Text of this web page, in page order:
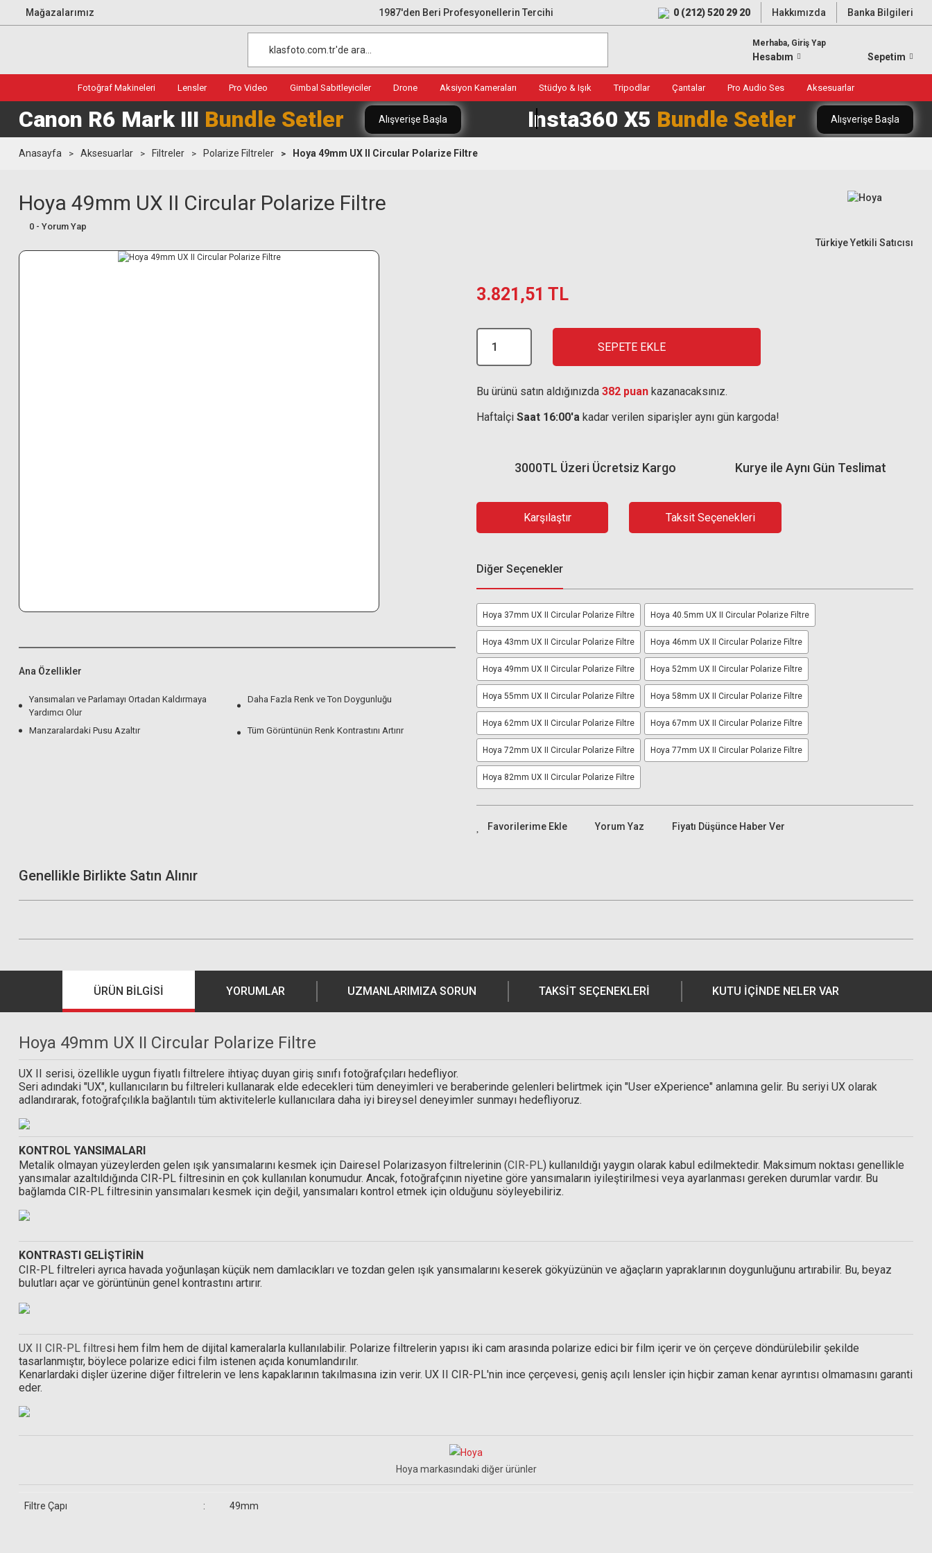
Mağazalarımız 1987'den Beri Profesyonellerin Tercihi 0 (212) 520 29 20 Hakkımızda Banka Bilgileri
Merhaba, Giriş Yap
Hesabım Sepetim
Fotoğraf Makineleri Lensler Pro Video Gimbal Sabitleyiciler Drone Aksiyon Kameraları Stüdyo & Işık Tripodlar Çantalar Pro Audio Ses Aksesuarlar
Canon R6 Mark III Bundle Setler Alışverişe Başla Insta360 X5 Bundle Setler Alışverişe Başla
Anasayfa Aksesuarlar Filtreler Polarize Filtreler Hoya 49mm UX II Circular Polarize Filtre
Hoya 49mm UX II Circular Polarize Filtre
0 - Yorum Yap
Türkiye Yetkili Satıcısı
Ana Özellikler
Yansımaları ve Parlamayı Ortadan Kaldırmaya
Yardımcı Olur
Daha Fazla Renk ve Ton Doygunluğu
Manzaralardaki Pusu Azaltır Tüm Görüntünün Renk Kontrastını Artırır
3.821,51 TL
SEPETE EKLE
Bu ürünü satın aldığınızda 382 puan kazanacaksınız.
Haftaİçi Saat 16:00'a kadar verilen siparişler aynı gün kargoda!
Kurye ile Aynı Gün Teslimat
3000TL Üzeri Ücretsiz Kargo
Karşılaştır Taksit Seçenekleri
Diğer Seçenekler
Hoya 37mm UX II Circular Polarize Filtre Hoya 40.5mm UX II Circular Polarize Filtre
Hoya 43mm UX II Circular Polarize Filtre Hoya 46mm UX II Circular Polarize Filtre
Hoya 49mm UX II Circular Polarize Filtre Hoya 52mm UX II Circular Polarize Filtre
Hoya 55mm UX II Circular Polarize Filtre Hoya 58mm UX II Circular Polarize Filtre
Hoya 62mm UX II Circular Polarize Filtre Hoya 67mm UX II Circular Polarize Filtre
Hoya 72mm UX II Circular Polarize Filtre Hoya 77mm UX II Circular Polarize Filtre
Hoya 82mm UX II Circular Polarize Filtre
Yorum Yaz Fiyatı Düşünce Haber Ver
Genellikle Birlikte Satın Alınır
S+M Rehberg Optik Sprey + 50 Yaprak Temizleme Kağıdı + Fırça Uçlu Hava Pompası
999,00 TL
SM Rehberg C5555 Yıkanabilir mikrofiber temizlik bezi
599,00 TL
ÜRÜN BILGISI YORUMLAR UZMANLARIMIZA SORUN TAKSIT SEÇENEKLERI KUTU İÇİNDE NELER VAR
Hoya 49mm UX II Circular Polarize Filtre
UX II serisi, özellikle uygun fiyatlı filtrelere ihtiyaç duyan giriş sınıfı fotoğrafçıları hedefliyor.
Seri adındaki "UX", kullanıcıların bu filtreleri kullanarak elde edecekleri tüm deneyimleri ve beraberinde gelenleri belirtmek için "User eXperience" anlamına gelir. Bu seriyi UX olarak
adlandırarak, fotoğrafçılıkla bağlantılı tüm aktivitelerle kullanıcılara daha iyi bireysel deneyimler sunmayı hedefliyoruz.
KONTROL YANSIMALARI
Metalik olmayan yüzeylerden gelen ışık yansımalarını kesmek için Dairesel Polarizasyon filtrelerinin (CIR-PL) kullanıldığı yaygın olarak kabul edilmektedir. Maksimum noktası genellikle
yansımalar azaltıldığında CIR-PL filtresinin en çok kullanılan konumudur. Ancak, fotoğrafçının niyetine göre yansımaların iyileştirilmesi veya ayarlanması gereken durumlar vardır. Bu
bağlamda CIR-PL filtresinin yansımaları kesmek için değil, yansımaları kontrol etmek için olduğunu söyleyebiliriz.
KONTRASTI GELİŞTİRİN
CIR-PL filtreleri ayrıca havada yoğunlaşan küçük nem damlacıkları ve tozdan gelen ışık yansımalarını keserek gökyüzünün ve ağaçların yapraklarının doygunluğunu artırabilir. Bu, beyaz
bulutları açar ve görüntünün genel kontrastını artırır.
UX II CIR-PL filtresi hem film hem de dijital kameralarla kullanılabilir. Polarize filtrelerin yapısı iki cam arasında polarize edici bir film içerir ve ön çerçeve döndürülebilir şekilde
tasarlanmıştır, böylece polarize edici film istenen açıda konumlandırılır.
Kenarlardaki dişler üzerine diğer filtrelerin ve lens kapaklarının takılmasına izin verir. UX II CIR-PL'nin ince çerçevesi, geniş açılı lensler için hiçbir zaman kenar ayrıntısı olmamasını garanti
eder.
Hoya markasındaki diğer ürünler
Filtre Çapı : 49mm